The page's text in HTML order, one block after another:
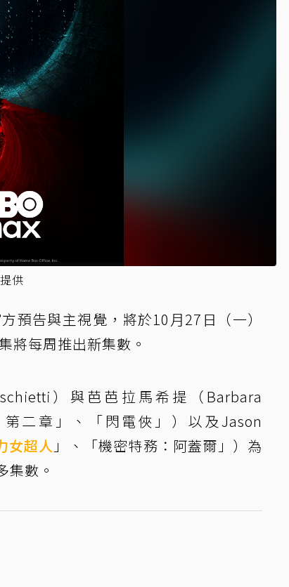
供
預告與主視覺，將於10月27日（一）
將每周推出新集數。
）與芭芭拉馬希提（Barbara
二章」、「閃電俠」）以及Jason
女超人 」、「機密特務：阿蓋爾」）為
集數。